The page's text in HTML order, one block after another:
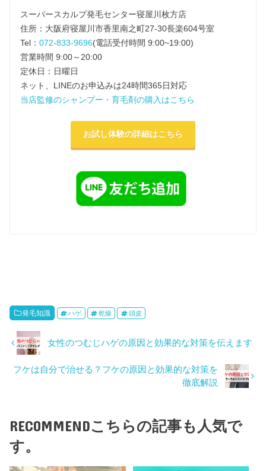
スーパースカルプ発毛センター寝屋川枚方店
住所：大阪府寝屋川市香里南之町27-30長楽604号室
Tel：072-833-9696(電話受付時間 9:00~19:00)
営業時間 9:00～20:00
定休日：日曜日
ネット、LINEのお申込みは24時間365日対応
当店監修のシャンプー・育毛剤の購入はこちら
お試し体験の詳細はこちら
発毛知識 ハゲ 乾燥 頭皮
女性のつむじハゲの原因と効果的な対策を伝えます
フケは自分で治せる？フケの原因と効果的な対策を
徹底解説
RECOMMENDこちらの記事も人気で
す。